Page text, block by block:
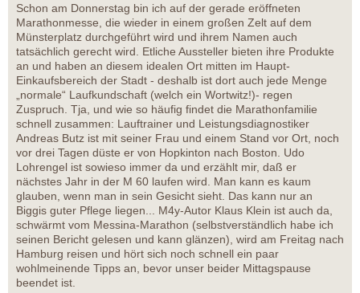
Schon am Donnerstag bin ich auf der gerade eröffneten
Marathonmesse, die wieder in einem großen Zelt auf dem
Münsterplatz durchgeführt wird und ihrem Namen auch
tatsächlich gerecht wird. Etliche Aussteller bieten ihre Produkte
an und haben an diesem idealen Ort mitten im Haupt-
Einkaufsbereich der Stadt - deshalb ist dort auch jede Menge
„normale“ Laufkundschaft (welch ein Wortwitz!)- regen
Zuspruch. Tja, und wie so häufig findet die Marathonfamilie
schnell zusammen: Lauftrainer und Leistungsdiagnostiker
Andreas Butz ist mit seiner Frau und einem Stand vor Ort, noch
vor drei Tagen düste er von Hopkinton nach Boston. Udo
Lohrengel ist sowieso immer da und erzählt mir, daß er
nächstes Jahr in der M 60 laufen wird. Man kann es kaum
glauben, wenn man in sein Gesicht sieht. Das kann nur an
Biggis guter Pflege liegen... M4y-Autor Klaus Klein ist auch da,
schwärmt vom Messina-Marathon (selbstverständlich habe ich
seinen Bericht gelesen und kann glänzen), wird am Freitag nach
Hamburg reisen und hört sich noch schnell ein paar
wohlmeinende Tipps an, bevor unser beider Mittagspause
beendet ist.